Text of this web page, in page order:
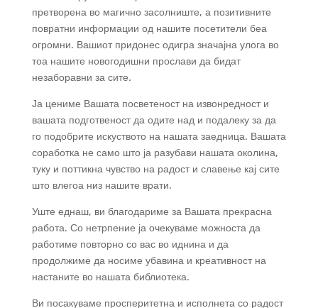
претворена во магично засолниште, а позитивните
повратни информации од нашите посетители беа
огромни. Вашиот придонес одигра значајна улога во
тоа нашите новогодишни прослави да бидат
незаборавни за сите.
Ја цениме Вашата посветеност на извонредност и
вашата подготвеност да одите над и подалеку за да
го подобрите искуството на нашата заедница. Вашата
соработка не само што ја разубави нашата околина,
туку и поттикна чувство на радост и славење кај сите
што влегоа низ нашите врати.
Уште еднаш, ви благодариме за Вашата прекрасна
работа. Со нетрпение ја очекуваме можноста да
работиме повторно со вас во иднина и да
продолжиме да носиме убавина и креативност на
настаните во нашата библиотека.
Ви посакуваме просперитетна и исполнета со радост